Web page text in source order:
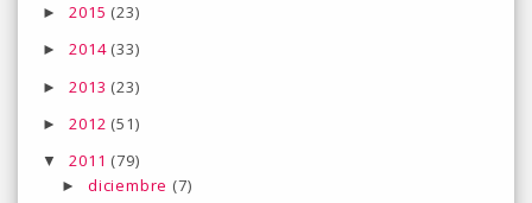
►2015 (23)
►2014 (33)
►2013 (23)
►2012 (51)
▼2011 (79)
► diciembre (7)